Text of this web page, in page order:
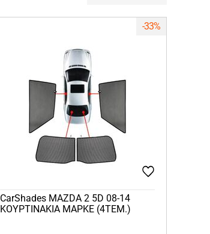
-33%
CarShades MAZDA 2 5D 08-14
ΚΟΥΡΤΙΝΑΚΙΑ ΜΑΡΚΕ (4ΤΕΜ.)